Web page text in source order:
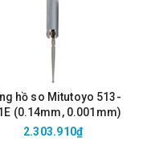
hồ so Mitutoyo 513-
(0.14mm, 0.001mm)
2.303.910₫